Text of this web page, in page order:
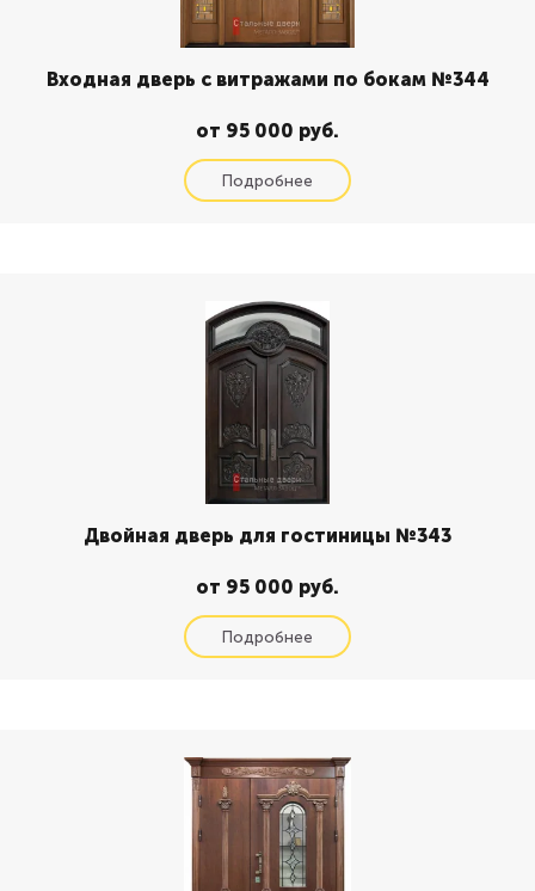
Входная дверь с витражами по бокам №344
от 95 000 руб.
Двойная дверь для гостиницы №343
от 95 000 руб.